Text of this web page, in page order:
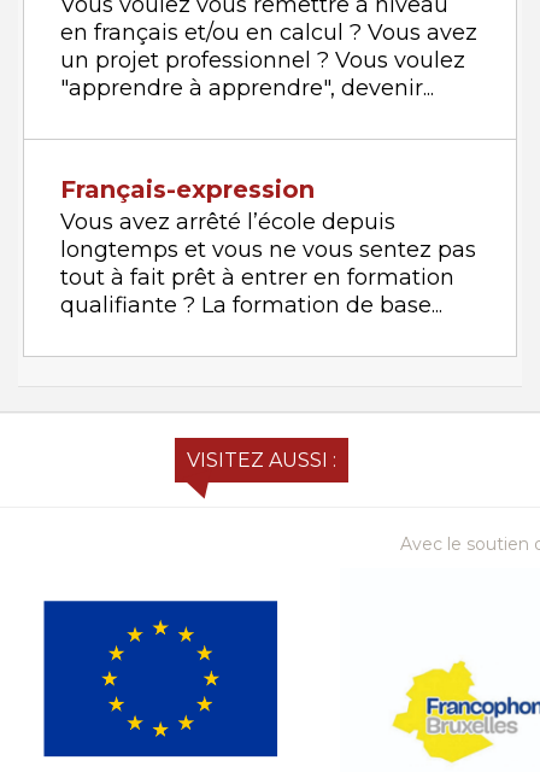
en français et/ou en calcul ? Vous avez
un projet professionnel ? Vous voulez
"apprendre à apprendre", devenir...
Français-expression
Vous avez arrêté l’école depuis
longtemps et vous ne vous sentez pas
tout à fait prêt à entrer en formation
qualifiante ? La formation de base...
VISITEZ AUSSI :
Avec le soutien